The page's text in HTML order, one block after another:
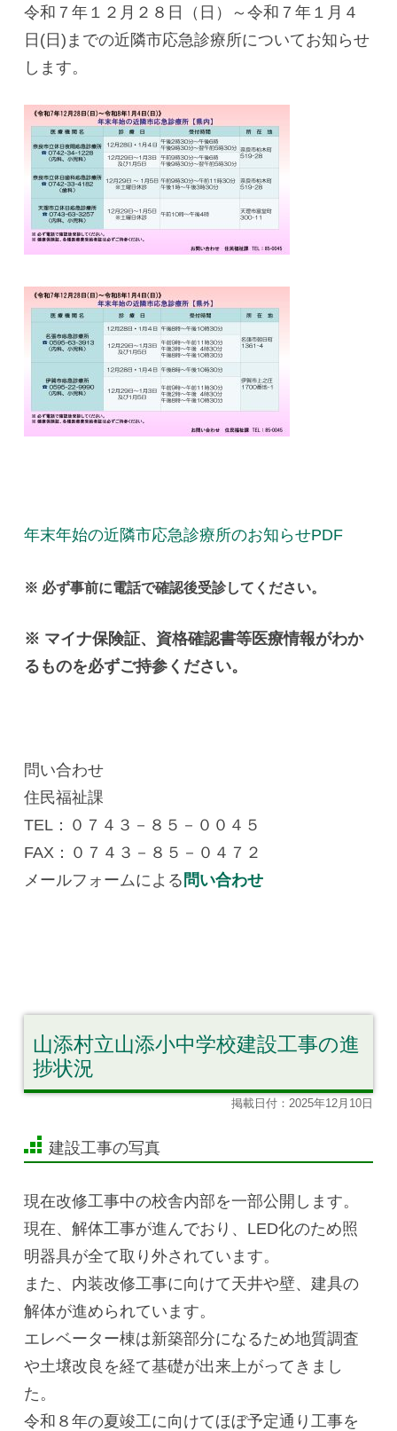
令和７年１２月２８日（日）～令和７年１月４
日(日)までの近隣市応急診療所についてお知らせ
します。
年末年始の近隣市応急診療所のお知らせPDF
※ 必ず事前に電話で確認後受診してください。
※ マイナ保険証、資格確認書等医療情報がわか
るものを必ずご持参ください。
問い合わせ
住民福祉課
TEL：０７４３－８５－００４５
FAX：０７４３－８５－０４７２
メールフォームによる 問い合わせ
山添村立山添小中学校建設工事の進
捗状況
掲載日付：2025年12月10日
建設工事の写真
現在改修工事中の校舎内部を一部公開します。
現在、解体工事が進んでおり、LED化のため照
明器具が全て取り外されています。
また、内装改修工事に向けて天井や壁、建具の
解体が進められています。
エレベーター棟は新築部分になるため地質調査
や土壌改良を経て基礎が出来上がってきまし
た。
令和８年の夏竣工に向けてほぼ予定通り工事を